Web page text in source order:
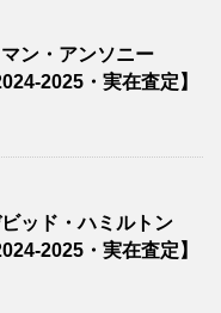
ン・アンソニー
2025・実在査定】
ッド・ハミルトン
2025・実在査定】